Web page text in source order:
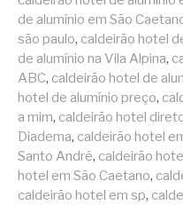
de alumínio em São
são paulo, caldeirão hotel
de alumínio na Vila Alpina,
ABC, caldeirão hotel de
hotel de alumínio preço,
a mim, caldeirão hotel
Diadema, caldeirão hotel
Santo André, caldeirão
hotel em São Caetano,
caldeirão hotel em sp,